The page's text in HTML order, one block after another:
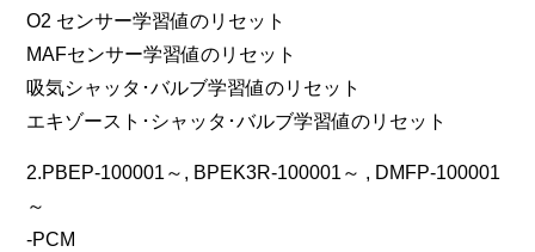
O2 センサー学習値のリセット
MAFセンサー学習値のリセット
吸気シャッタ･バルブ学習値のリセット
エキゾースト･シャッタ･バルブ学習値のリセット
2.PBEP-100001～, BPEK3R-100001～ , DMFP-100001
～
-PCM